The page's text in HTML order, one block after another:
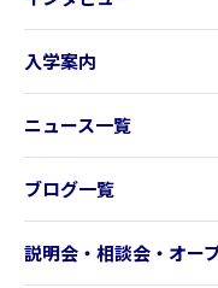
入学案内
ニュース一覧
ブログ一覧
説明会・相談会・オー